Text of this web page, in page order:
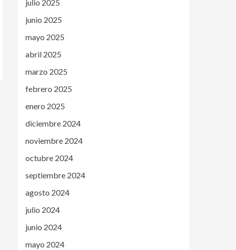
julio 2025
junio 2025
mayo 2025
abril 2025
marzo 2025
febrero 2025
enero 2025
diciembre 2024
noviembre 2024
octubre 2024
septiembre 2024
agosto 2024
julio 2024
junio 2024
mayo 2024